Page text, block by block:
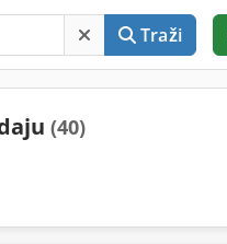
Traži
(40)